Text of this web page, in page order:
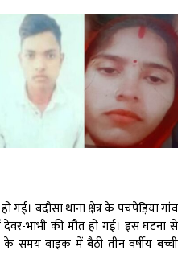
गई। बदौसा थाना क्षेत्र के पचपेड़िया गांव
भाभी की मौत हो गई। इस घटना से
समय बाइक में बैठी तीन वर्षीय बच्ची